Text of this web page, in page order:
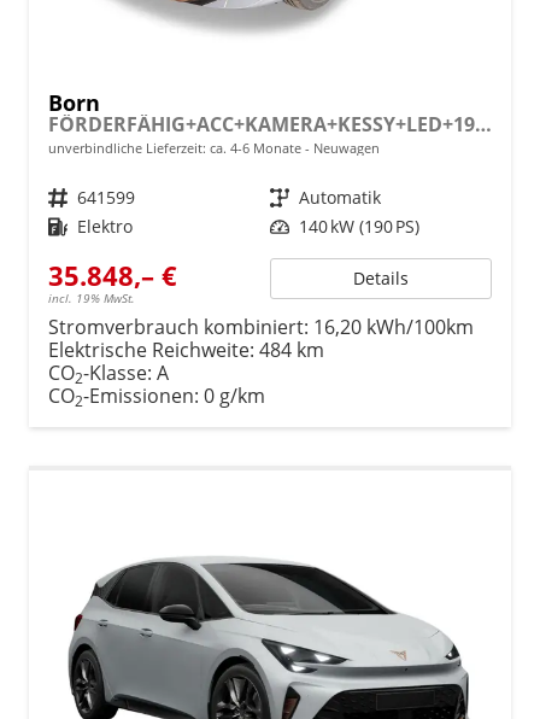
Born
FÖRDERFÄHIG+ACC+KAMERA+KESSY+LED+19" ALU+KLIMA+FULL LINK
unverbindliche Lieferzeit: ca. 4-6 Monate Neuwagen
Fahrzeugnr. 641599 Getriebe Automatik
Kraftstoff Elektro Leistung 140 kW (190 PS)
35.848,– €
incl. 19% MwSt.
Details
Stromverbrauch kombiniert: 16,20 kWh/100km
Elektrische Reichweite: 484 km
CO2-Klasse: A
CO2-Emissionen: 0 g/km